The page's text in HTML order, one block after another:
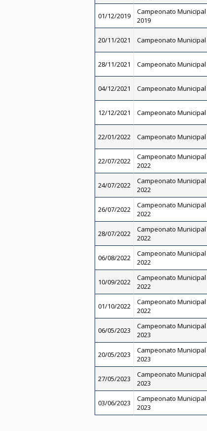
01/12/2019
Campeonato Municipal
2019
20/11/2021 Campeonato
28/11/2021 Campeonato
04/12/2021 Campeonato
12/12/2021 Campeonato
22/01/2022 Campeonato
22/07/2022
Campeonato Municipal
2022
24/07/2022
Campeonato Municipal
2022
26/07/2022
Campeonato Municipal
2022
28/07/2022
Campeonato Municipal
2022
06/08/2022
Campeonato Municipal
2022
10/09/2022
Campeonato Municipal
2022
01/10/2022
Campeonato Municipal
2022
06/05/2023
Campeonato Municipal
2023
20/05/2023
Campeonato Municipal
2023
27/05/2023
Campeonato Municipal
2023
03/06/2023
Campeonato Municipal
2023